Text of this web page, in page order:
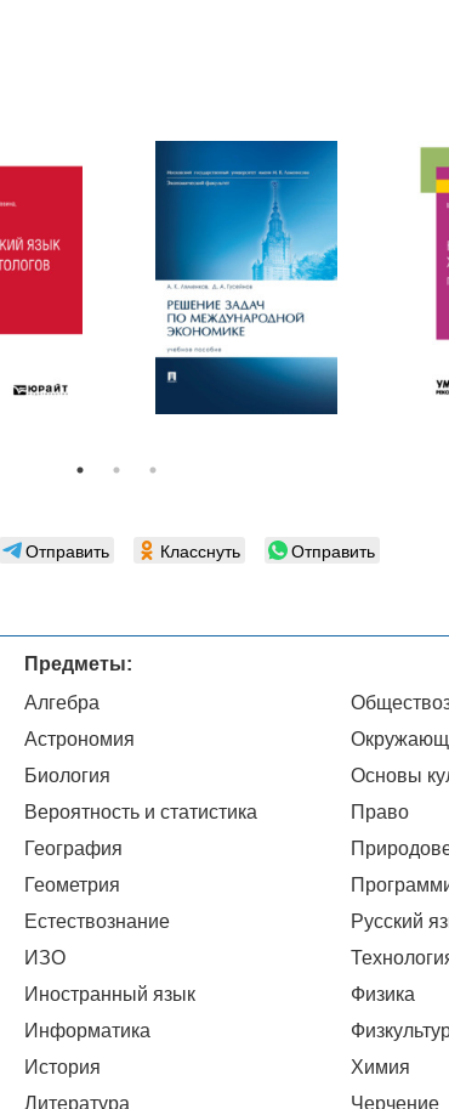
Отправить Класснуть Отправить
Предметы:
Алгебра
Астрономия
Биология
Вероятность и статистика
География
Геометрия
Естествознание
ИЗО
Иностранный язык
Информатика
История
Литература
Основы
Право
Русский
Физика
Химия
Черчение